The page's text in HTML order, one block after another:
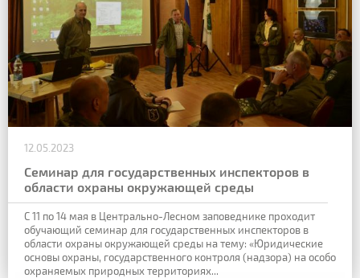
12.05.2023
Семинар для государственных инспекторов в
области охраны окружающей среды
С 11 по 14 мая в Центрально-Лесном заповеднике проходит
обучающий семинар для государственных инспекторов в
области охраны окружающей среды на тему: «Юридические
основы охраны, государственного контроля (надзора) на особо
охраняемых природных территориях...